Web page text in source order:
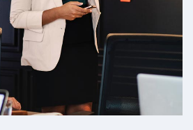
一流的安全保障